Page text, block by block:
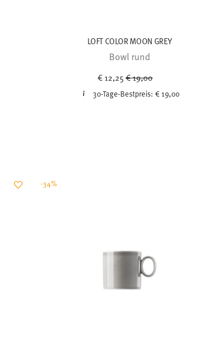
LOFT COLOR MOON GREY
Bowl rund
€ 12,25Price reduced from
€ 19,00
30-Tage-Bestpreis:€ 19,00
-34%